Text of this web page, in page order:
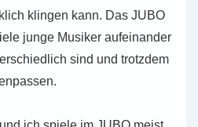
klin­gen kann. Das JUBO
junge Musi­ker auf­ein­an­der
sind und trotz­dem